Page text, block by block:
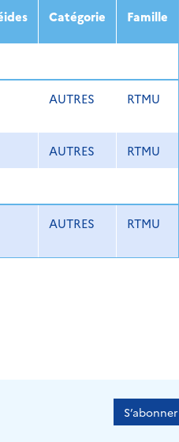
Catégorie Famille
AUTRES RTMU
AUTRES RTMU
AUTRES RTMU
S’abonner